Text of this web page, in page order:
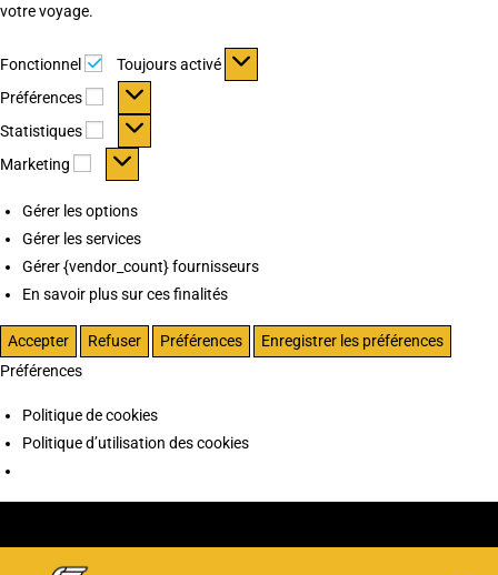
votre voyage.
Fonctionnel Fonctionnel
Toujours activé
Préférences
Préférences
Statistiques Statistiques
Marketing Marketing
Gérer les options
Gérer les services
Gérer {vendor_count} fournisseurs
En savoir plus sur ces finalités
Accepter Refuser Préférences
Enregistrer les préférences
Préférences
Politique de cookies
Politique d’utilisation des cookies